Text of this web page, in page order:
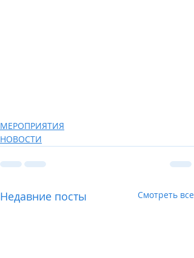
МЕРОПРИЯТИЯ
НОВОСТИ
Недавние посты Смотреть все